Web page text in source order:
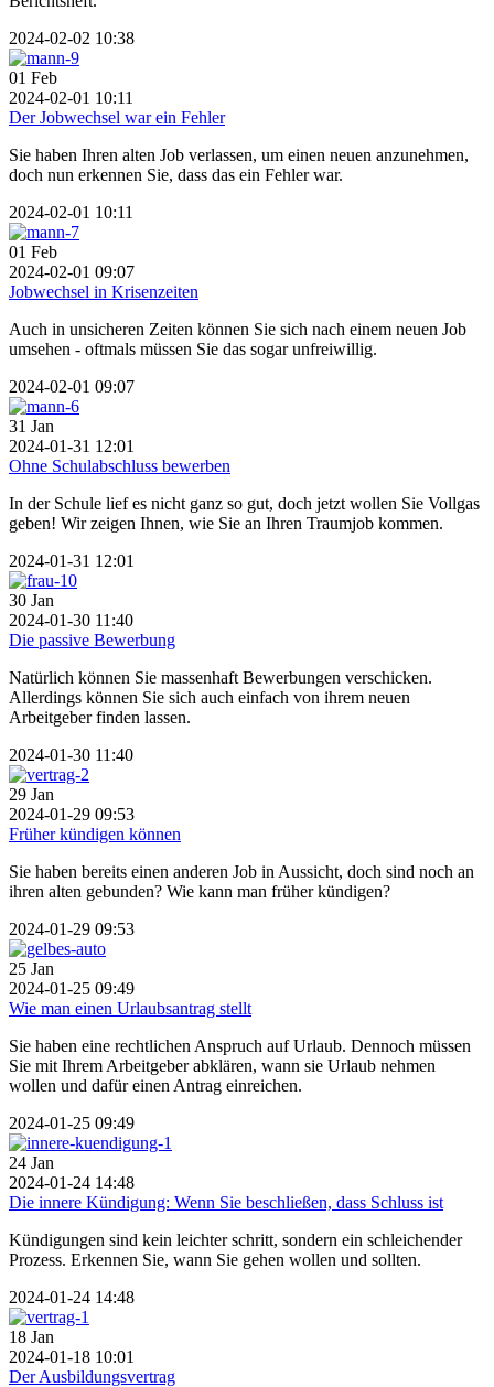
2024-02-02 10:38
01 Feb
2024-02-01 10:11
Der Jobwechsel war ein Fehler
Sie haben Ihren alten Job verlassen, um einen neuen anzunehmen,
doch nun erkennen Sie, dass das ein Fehler war.
2024-02-01 10:11
01 Feb
2024-02-01 09:07
Jobwechsel in Krisenzeiten
Auch in unsicheren Zeiten können Sie sich nach einem neuen Job
umsehen - oftmals müssen Sie das sogar unfreiwillig.
2024-02-01 09:07
31 Jan
2024-01-31 12:01
Ohne Schulabschluss bewerben
In der Schule lief es nicht ganz so gut, doch jetzt wollen Sie Vollgas
geben! Wir zeigen Ihnen, wie Sie an Ihren Traumjob kommen.
2024-01-31 12:01
30 Jan
2024-01-30 11:40
Die passive Bewerbung
Natürlich können Sie massenhaft Bewerbungen verschicken.
Allerdings können Sie sich auch einfach von ihrem neuen
Arbeitgeber finden lassen.
2024-01-30 11:40
29 Jan
2024-01-29 09:53
Früher kündigen können
Sie haben bereits einen anderen Job in Aussicht, doch sind noch an
ihren alten gebunden? Wie kann man früher kündigen?
2024-01-29 09:53
25 Jan
2024-01-25 09:49
Wie man einen Urlaubsantrag stellt
Sie haben eine rechtlichen Anspruch auf Urlaub. Dennoch müssen
Sie mit Ihrem Arbeitgeber abklären, wann sie Urlaub nehmen
wollen und dafür einen Antrag einreichen.
2024-01-25 09:49
24 Jan
2024-01-24 14:48
Die innere Kündigung: Wenn Sie beschließen, dass Schluss ist
Kündigungen sind kein leichter schritt, sondern ein schleichender
Prozess. Erkennen Sie, wann Sie gehen wollen und sollten.
2024-01-24 14:48
18 Jan
2024-01-18 10:01
Der Ausbildungsvertrag